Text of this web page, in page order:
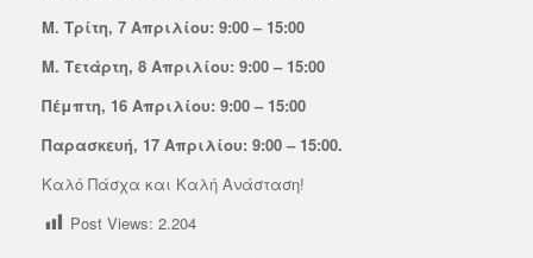
Μ. Τρίτη, 7 Απριλίου: 9:00 – 15:00
Μ. Τετάρτη, 8 Απριλίου: 9:00 – 15:00
Πέμπτη, 16 Απριλίου: 9:00 – 15:00
Παρασκευή, 17 Απριλίου: 9:00 – 15:00.
Καλό Πάσχα και Καλή Ανάσταση!
Post Views: 2.204